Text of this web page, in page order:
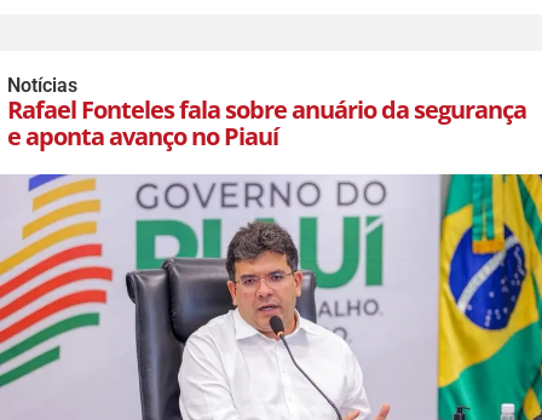
Notícias
Rafael Fonteles fala sobre anuário da segurança
e aponta avanço no Piauí